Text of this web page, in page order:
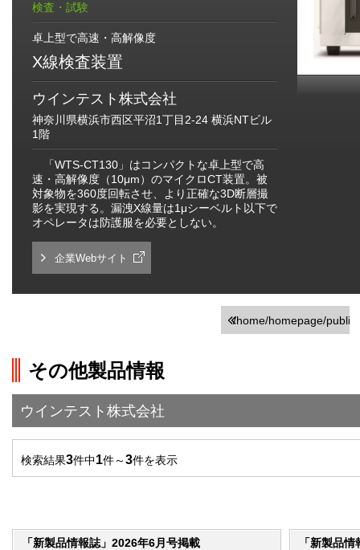
検査・試験
卓上型で高速・高解像度
X線検査装置
ウインテスト株式会社
神奈川県横浜市西区平沼1丁目2-24 横浜NTビル
1階
「WTS-CT130」はコンパクトな卓上型で高
速・高解像度（10μm）のマイクロCT装置。被
対象物を360度回転させ、より正確な3D断層撮
影を実現する。漏洩X線量は1μシーベルト以下で
オペレータは防護服を必要としない。
企業Webサイト
/home/homepage/
その他製品情報
ウインテスト株式会社
検索結果3件中1件～3件を表示
「新製品情報誌」2026年6月号掲載
「新製品